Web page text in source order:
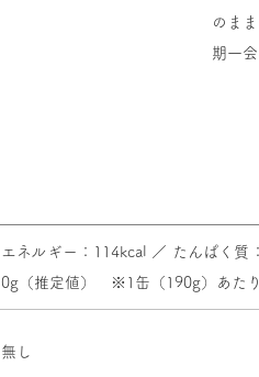
のま
期一
エネルギー：114kcal ／ たんぱく質
0g（推定値） ※1缶（190g）あたり
無し